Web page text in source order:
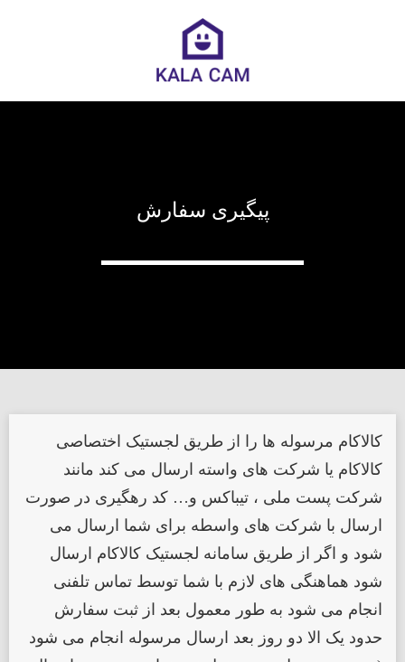
پیگیری سفارش
کالاکام مرسوله ها را از طریق لجستیک اختصاصی
کالاکام یا شرکت های واسته ارسال می کند مانند
شرکت پست ملی ، تیباکس و… کد رهگیری در صورت
ارسال با شرکت های واسطه برای شما ارسال می
شود و اگر از طریق سامانه لجستیک کالاکام ارسال
شود هماهنگی های لازم با شما توسط تماس تلفنی
انجام می شود به طور معمول بعد از ثبت سفارش
حدود یک الا دو روز بعد ارسال مرسوله انجام می شود